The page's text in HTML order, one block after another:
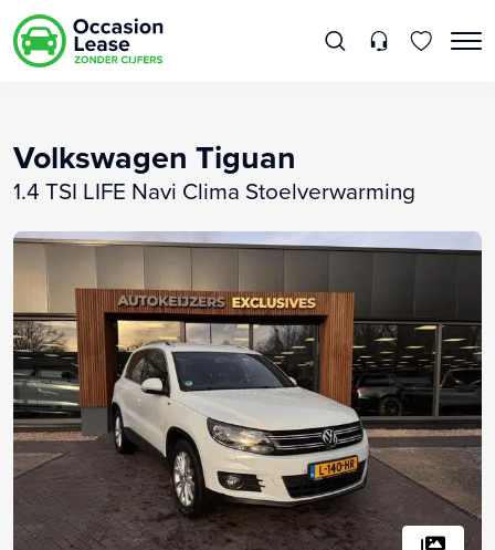
Volkswagen Tiguan
1.4 TSI LIFE Navi Clima Stoelverwarming